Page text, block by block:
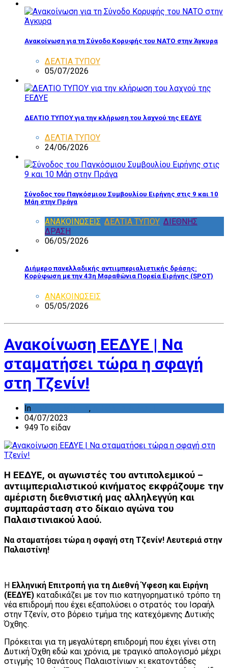
Ανακοίνωση για τη Σύνοδο Κορυφής του ΝΑΤΟ στην Άγκυρα
ΔΕΛΤΙΑ ΤΥΠΟΥ
05/07/2026
ΔΕΛΤΙΟ ΤΥΠΟΥ για την κλήρωση του λαχνού της ΕΕΔΥΕ
ΔΕΛΤΙΑ ΤΥΠΟΥ
24/06/2026
Σύνοδος του Παγκόσμιου Συμβουλίου Ειρήνης στις 9 και 10
Μάη στην Πράγα
ΑΝΑΚΟΙΝΩΣΕΙΣ ΔΕΛΤΙΑ ΤΥΠΟΥ ΔΙΕΘΝΗΣ
ΔΡΑΣΗ
06/05/2026
Διήμερο πανελλαδικής αντιιμπεριαλιστικής δράσης:
Κορύφωση με την 43η Μαραθώνια Πορεία Ειρήνης (SPOT)
ΑΝΑΚΟΙΝΩΣΕΙΣ
05/05/2026
Ανακοίνωση ΕΕΔΥΕ | Να
σταματήσει τώρα η σφαγή
στη Τζενίν!
In ,
04/07/2023
949 Το είδαν
Η ΕΕΔΥΕ, οι αγωνιστές του αντιπολεμικού –
αντιιμπεριαλιστικού κινήματος εκφράζουμε την
αμέριστη διεθνιστική μας αλληλεγγύη και
συμπαράσταση στο δίκαιο αγώνα του
Παλαιστινιακού λαού.
Να σταματήσει τώρα η σφαγή στη Τζενίν! Λευτεριά στην
Παλαιστίνη!
Η Ελληνική Επιτροπή για τη Διεθνή Ύφεση και Ειρήνη
(ΕΕΔΥΕ) καταδικάζει με τον πιο κατηγορηματικό τρόπο τη
νέα επιδρομή που έχει εξαπολύσει ο στρατός του Ισραήλ
στην Τζενίν, στο βόρειο τμήμα της κατεχόμενης Δυτικής
Όχθης.
Πρόκειται για τη μεγαλύτερη επιδρομή που έχει γίνει στη
Δυτική Όχθη εδώ και χρόνια, με τραγικό απολογισμό μέχρι
στιγμής 10 θανάτους Παλαιστίνιων κι εκατοντάδες